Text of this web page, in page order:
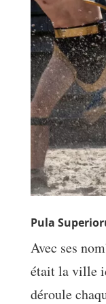
Pula
Avec ses
était la ville
déroule